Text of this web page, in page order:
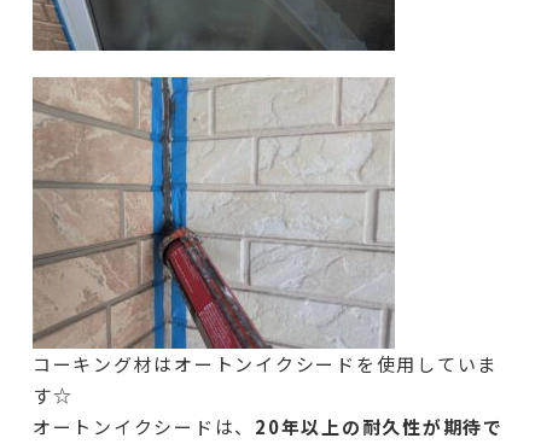
コーキング材はオートンイクシードを使用していま
す☆
オートンイクシードは、 20年以上の耐久性が期待で